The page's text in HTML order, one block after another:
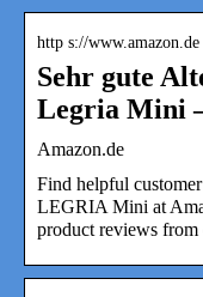
http s://
Sehr gute
Legria Mini
Amazon.de
Find helpful
LEGRIA Mini at
product reviews from